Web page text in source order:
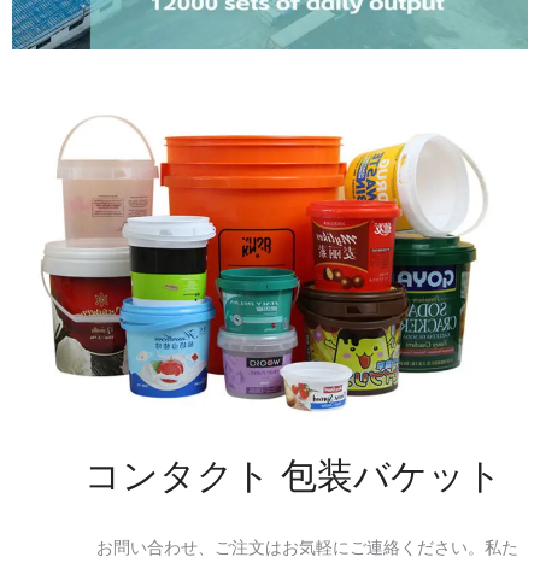
コンタクト 包装バケット
お問い合わせ、ご注文はお気軽にご連絡ください。私た